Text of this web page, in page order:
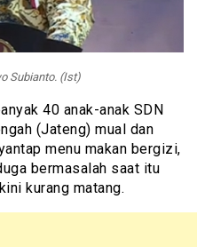
Subianto. (Ist)
40 anak-anak SDN
(Jateng) mual dan
menu makan bergizi,
bermasalah saat itu
kurang matang.